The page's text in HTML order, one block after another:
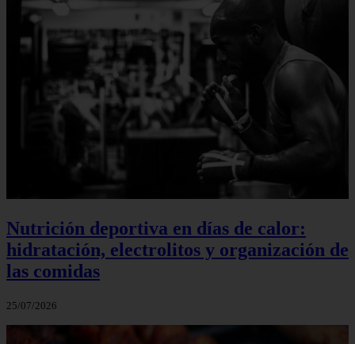
Nutrición deportiva en días de calor:
hidratación, electrolitos y organización de
las comidas
25/07/2026